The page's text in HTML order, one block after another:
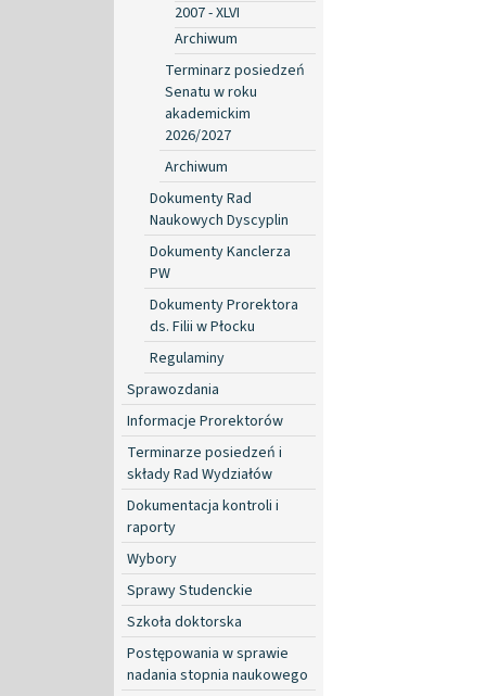
2007 - XLVI
Archiwum
Terminarz posiedzeń
Senatu w roku
akademickim
2026/2027
Archiwum
Dokumenty Rad
Naukowych Dyscyplin
Dokumenty Kanclerza
PW
Dokumenty Prorektora
ds. Filii w Płocku
Regulaminy
Sprawozdania
Informacje Prorektorów
Terminarze posiedzeń i
składy Rad Wydziałów
Dokumentacja kontroli i
raporty
Wybory
Sprawy Studenckie
Szkoła doktorska
Postępowania w sprawie
nadania stopnia naukowego